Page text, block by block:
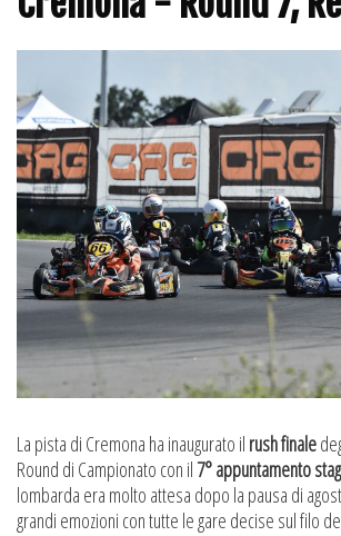
La pista di Cremona ha inaugurato il rush finale
Round di Campionato con il 7° appuntamento
lombarda era molto attesa dopo la pausa di
grandi emozioni con tutte le gare decise sul filo